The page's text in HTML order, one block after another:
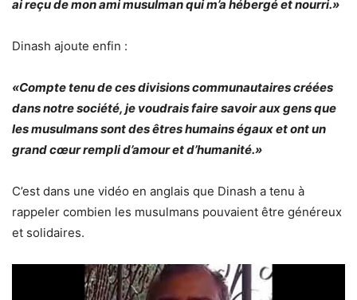
ai reçu de mon ami musulman qui m’a hébergé et nourri.»
Dinash ajoute enfin :
«Compte tenu de ces divisions communautaires créées
dans notre société, je voudrais faire savoir aux gens que
les musulmans sont des êtres humains égaux et ont un
grand cœur rempli d’amour et d’humanité.»
C’est dans une vidéo en anglais que Dinash a tenu à
rappeler combien les musulmans pouvaient être généreux
et solidaires.